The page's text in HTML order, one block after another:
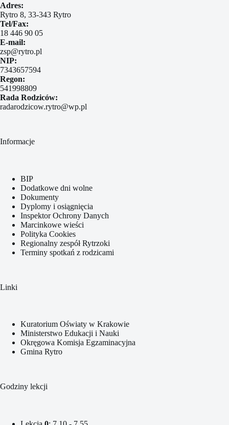
Adres:
Rytro 8, 33-343 Rytro
Tel/Fax:
18 446 90 05
E-mail:
zsp@rytro.pl
NIP:
7343657594
Regon:
541998809
Rada Rodziców:
radarodzicow.rytro@wp.pl
Informacje
BIP
Dodatkowe dni wolne
Dokumenty
Dyplomy i osiągnięcia
Inspektor Ochrony Danych
Marcinkowe wieści
Polityka Cookies
Regionalny zespół Rytrzoki
Terminy spotkań z rodzicami
Linki
Kuratorium Oświaty w Krakowie
Ministerstwo Edukacji i Nauki
Okręgowa Komisja Egzaminacyjna
Gmina Rytro
Godziny lekcji